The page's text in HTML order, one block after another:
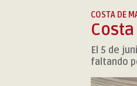
COSTA DE
El 5 de
faltando